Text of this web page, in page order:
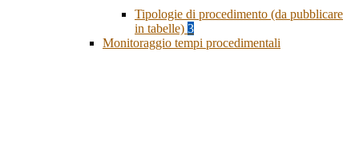
Tipologie di procedimento (da pubblicare
in tabelle) 3
Monitoraggio tempi procedimentali